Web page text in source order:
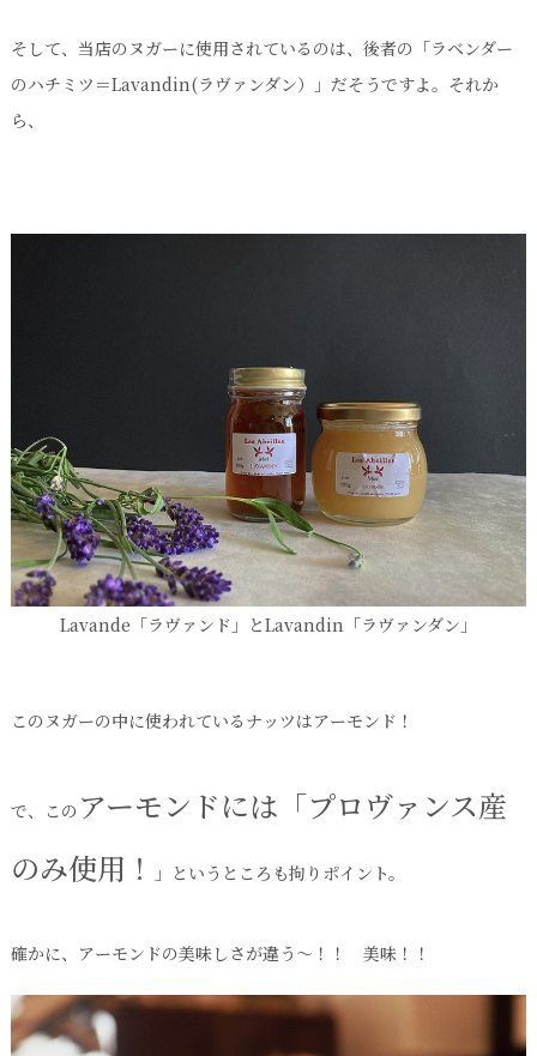
そして、当店のヌガーに使用されているのは、後者の「ラベンダー
のハチミツ＝Lavandin(ラヴァンダン）」だそうですよ。それか
ら、
Lavande「ラヴァンド」とLavandin「ラヴァンダン」
このヌガーの中に使われているナッツはアーモンド！
で、この アーモンドには「プロヴァンス産
のみ使用！
」というところも拘りポイント。
確かに、アーモンドの美味しさが違う～！！ 美味！！